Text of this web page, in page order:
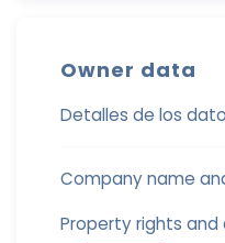
Owner data
Detalles de los
Company name
Property rights